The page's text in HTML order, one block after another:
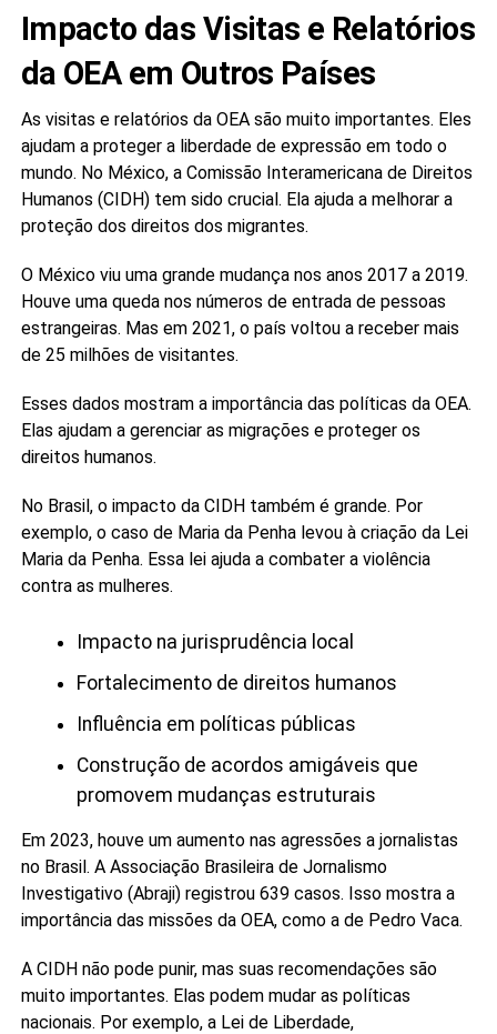
Impacto das Visitas e Relatórios
da OEA em Outros Países
As visitas e relatórios da OEA são muito importantes. Eles
ajudam a proteger a liberdade de expressão em todo o
mundo. No México, a Comissão Interamericana de Direitos
Humanos (CIDH) tem sido crucial. Ela ajuda a melhorar a
proteção dos direitos dos migrantes.
O México viu uma grande mudança nos anos 2017 a 2019.
Houve uma queda nos números de entrada de pessoas
estrangeiras. Mas em 2021, o país voltou a receber mais
de 25 milhões de visitantes.
Esses dados mostram a importância das políticas da OEA.
Elas ajudam a gerenciar as migrações e proteger os
direitos humanos.
No Brasil, o impacto da CIDH também é grande. Por
exemplo, o caso de Maria da Penha levou à criação da Lei
Maria da Penha. Essa lei ajuda a combater a violência
contra as mulheres.
Impacto na jurisprudência local
Fortalecimento de direitos humanos
Influência em políticas públicas
Construção de acordos amigáveis que
promovem mudanças estruturais
Em 2023, houve um aumento nas agressões a jornalistas
no Brasil. A Associação Brasileira de Jornalismo
Investigativo (Abraji) registrou 639 casos. Isso mostra a
importância das missões da OEA, como a de Pedro Vaca.
A CIDH não pode punir, mas suas recomendações são
muito importantes. Elas podem mudar as políticas
nacionais. Por exemplo, a Lei de Liberdade,